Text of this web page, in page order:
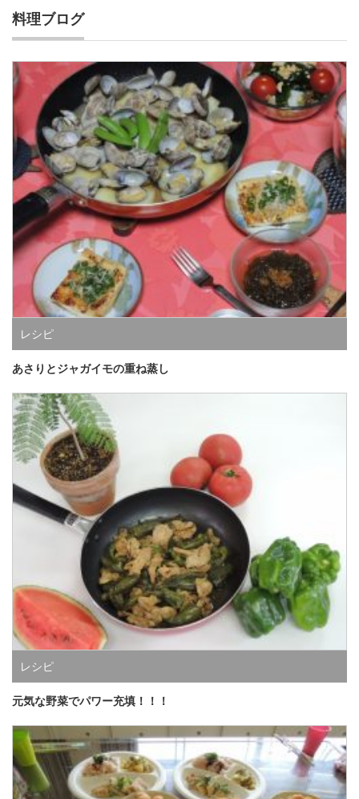
料理ブログ
レシピ
あさりとジャガイモの重ね蒸し
レシピ
元気な野菜でパワー充填！！！